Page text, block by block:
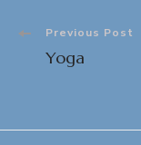
Previous Post
Yoga